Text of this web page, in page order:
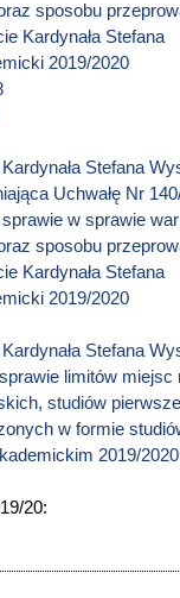
sposobu
Kardynała Stefana
2019/2020
Stefana
Uchwałę Nr
w sprawie
sposobu
Kardynała Stefana
2019/2020
Stefana
limitów miejsc
studiów
w formie
2019/2020
20: